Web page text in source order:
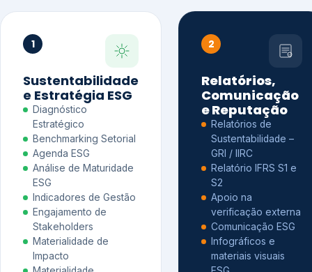
1
Sustentabilidade
e Estratégia ESG
Diagnóstico
Estratégico
Benchmarking Setorial
Agenda ESG
Análise de Maturidade
ESG
Indicadores de Gestão
Engajamento de
Stakeholders
Materialidade de
Impacto
2
Relatórios,
Comunicação
e Reputação
Relatórios de
Sustentabilidade –
GRI / IIRC
Relatório IFRS S1 e
S2
Apoio na
verificação externa
Comunicação ESG
Infográficos e
materiais visuais